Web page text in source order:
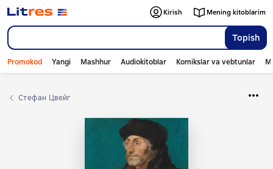
Topish
Kirish Mening kitoblarim
Promokod Yangi Mashhur Audiokitoblar Komikslar va vebtunlar
Стефан Цвейг